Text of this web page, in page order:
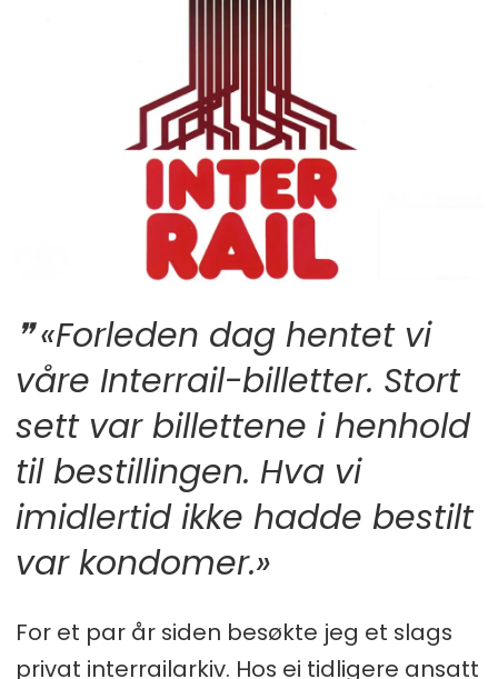
«Forleden dag hentet vi
våre Interrail-billetter. Stort
sett var billettene i henhold
til bestillingen. Hva vi
imidlertid ikke hadde bestilt
var kondomer.»
For et par år siden besøkte jeg et slags
privat interrailarkiv. Hos ei tidligere ansatt